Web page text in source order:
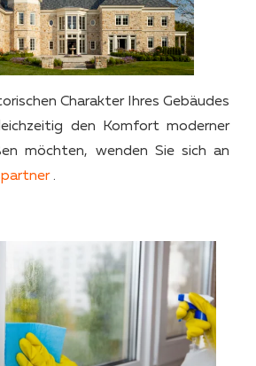
Charakter Ihres Gebäudes
den Komfort moderner
möchten, wenden Sie sich an
.